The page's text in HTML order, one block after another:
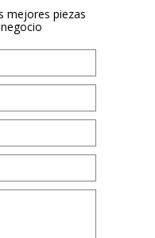
mejores piezas